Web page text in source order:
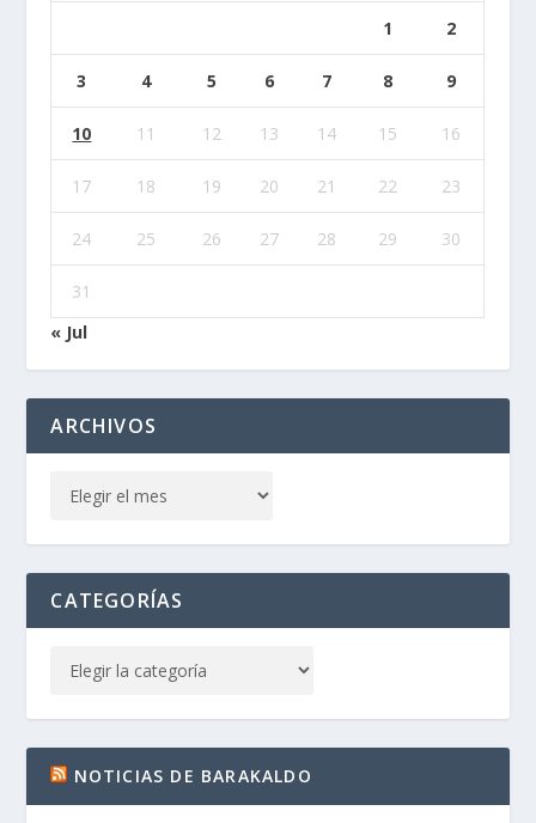
1 2
3 4 5 6 7 8 9
10 11 12 13 14 15 16
17 18 19 20 21 22 23
24 25 26 27 28 29 30
31
« Jul
ARCHIVOS
CATEGORÍAS
NOTICIAS DE BARAKALDO